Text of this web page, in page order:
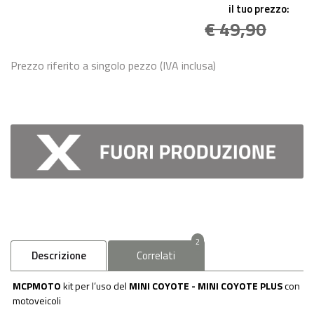
il tuo prezzo:
€ 49,90
Prezzo riferito a singolo pezzo (IVA inclusa)
Descrizione Correlati
2
MCPMOTOkit per l’uso del MINI COYOTE - MINI COYOTE PLUScon
motoveicoli